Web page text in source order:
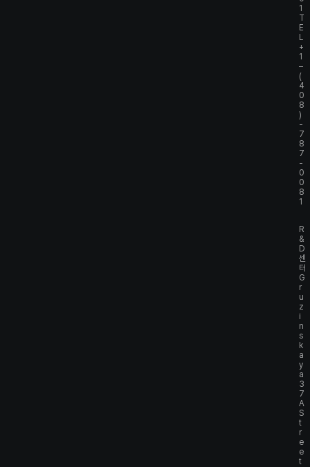
1
T
E
L
+
1
–
(
4
0
8
)
-
7
8
7
-
0
0
8
1
R
&
D
센
터
G
r
u
z
i
n
s
k
a
y
a
3
7
A
S
t
r
e
e
t